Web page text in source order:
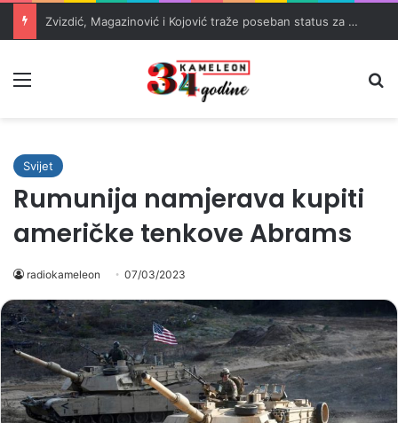
Zvizdić, Magazinović i Kojović traže poseban status za Memorijalni centar Srebrenica
Svijet
Rumunija namjerava kupiti
američke tenkove Abrams
radiokameleon 07/03/2023